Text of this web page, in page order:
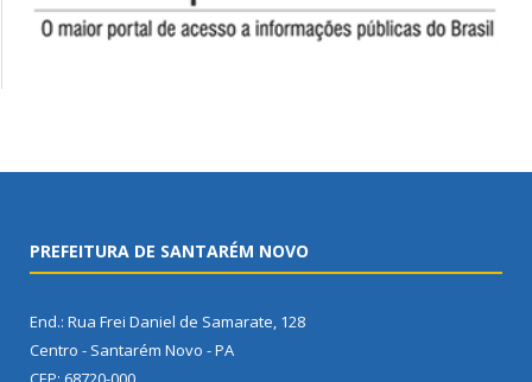
PREFEITURA DE SANTARÉM NOVO
End.: Rua Frei Daniel de Samarate, 128
Centro - Santarém Novo - PA